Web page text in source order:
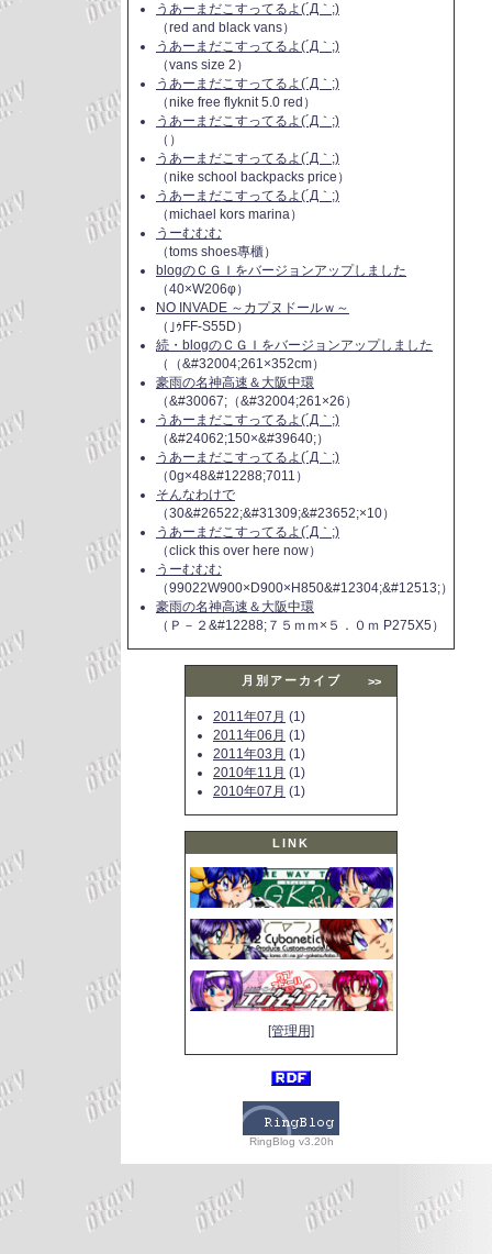
うあーまだこすってるよ(´Д｀;)
（red and black vans）
うあーまだこすってるよ(´Д｀;)
（vans size 2）
うあーまだこすってるよ(´Д｀;)
（nike free flyknit 5.0 red）
うあーまだこすってるよ(´Д｀;)
（）
うあーまだこすってるよ(´Д｀;)
（nike school backpacks price）
うあーまだこすってるよ(´Д｀;)
（michael kors marina）
うーむむむ
（toms shoes專櫃）
blogのＣＧＩをバージョンアップしました
（40×W206φ）
NO INVADE ～カプヌドールｗ～
（｣ｩFF-S55D）
続・blogのＣＧＩをバージョンアップしました
（（&#32004;261×352cm）
豪雨の名神高速＆大阪中環
（&#30067;（&#32004;261×26）
うあーまだこすってるよ(´Д｀;)
（&#24062;150×&#39640;）
うあーまだこすってるよ(´Д｀;)
（0g×48&#12288;7011）
そんなわけで
（30&#26522;&#31309;&#23652;×10）
うあーまだこすってるよ(´Д｀;)
（click this over here now）
うーむむむ
（99022W900×D900×H850&#12304;&#12513;）
豪雨の名神高速＆大阪中環
（Ｐ－２&#12288;７５ｍｍ×５．０ｍ P275X5）
月別アーカイブ >>
2011年07月 (1)
2011年06月 (1)
2011年03月 (1)
2010年11月 (1)
2010年07月 (1)
LINK
[管理用]
RingBlog v3.20h